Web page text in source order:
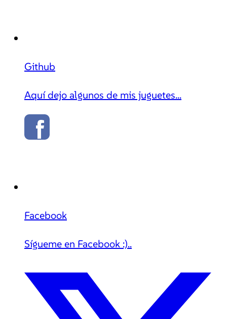
Github
Aquí dejo algunos de mis juguetes...
Facebook
Sígueme en Facebook :)..